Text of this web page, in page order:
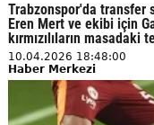
Trabzonspor'da transfer
Eren Mert ve ekibi için
kırmızılıların
10.04.2026 18:48:00
Haber Merkezi